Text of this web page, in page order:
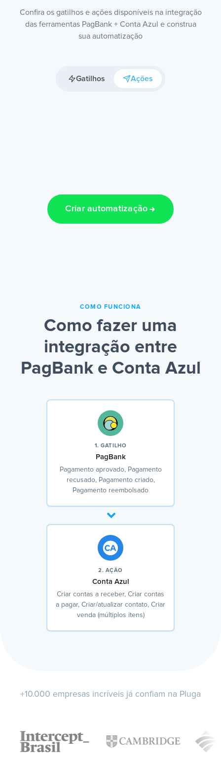
Confira os gatilhos e ações disponíveis na integração
das ferramentas PagBank + Conta Azul e construa
sua automatização
Gatilhos Ações
Criar automatização
COMO FUNCIONA
Como fazer uma
integração entre
PagBank e Conta Azul
1. GATILHO
PagBank
Pagamento aprovado, Pagamento
recusado, Pagamento criado,
Pagamento reembolsado
2. AÇÃO
Conta Azul
Criar contas a receber, Criar contas
a pagar, Criar/atualizar contato, Criar
venda (múltiplos itens)
+10.000 empresas incríveis já confiam na Pluga